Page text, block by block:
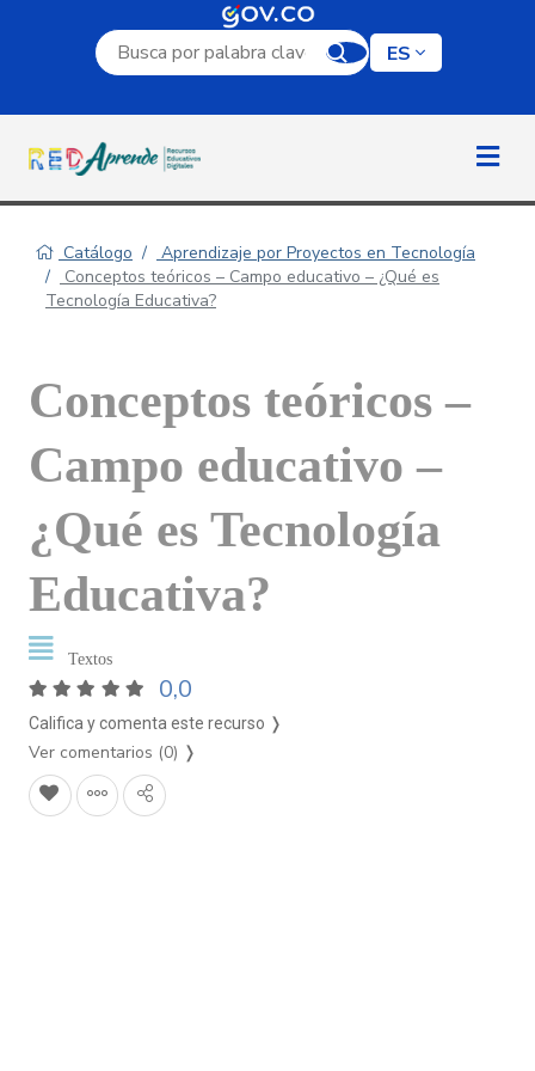
Campo de búsqueda por palabra clave
ES
Catálogo
Aprendizaje por Proyectos en Tecnología
Conceptos teóricos – Campo educativo – ¿Qué es
Tecnología Educativa?
Conceptos teóricos –
Campo educativo –
¿Qué es Tecnología
Educativa?
Textos
0,0
Califica y comenta este recurso ❭
Ver comentarios (0) ❭